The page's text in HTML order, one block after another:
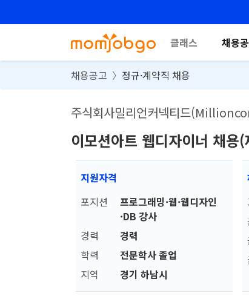
클래스 채용
채용공고 정규·계약직 채용
주식회사밀리언커넥티드
이모션아트 웹디자이너 채용
지원자격
포지션
프로그래밍·웹·웹디자인
·DB 강사
경력
경력
학력
전문학사 졸업
지역
경기 하남시